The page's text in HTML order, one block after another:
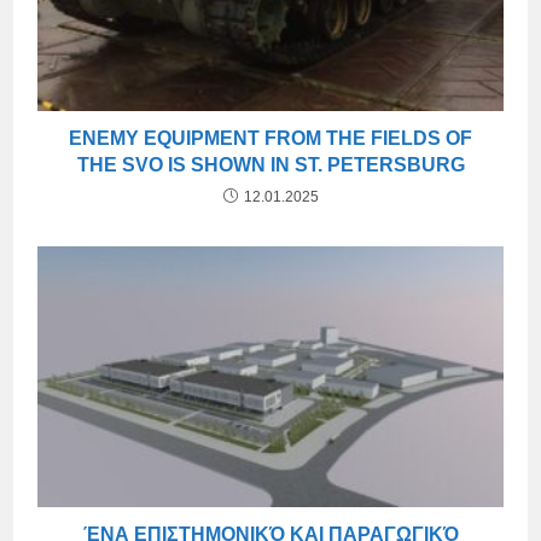
ENEMY EQUIPMENT FROM THE FIELDS OF
THE SVO IS SHOWN IN ST. PETERSBURG
12.01.2025
ΈΝΑ ΕΠΙΣΤΗΜΟΝΙΚΌ ΚΑΙ ΠΑΡΑΓΩΓΙΚΌ